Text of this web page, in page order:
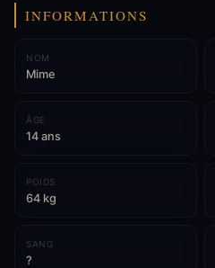
INFORMATIONS
NOM
Mime
ÂGE
14 ans
POIDS
64 kg
SANG
?